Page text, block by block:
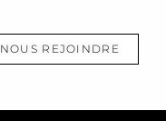
NOUS REJOINDRE